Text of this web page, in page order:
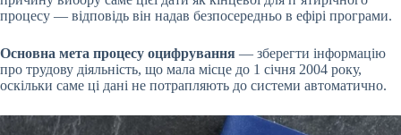
процесу — відповідь він надав безпосередньо в ефірі програми.
Основна мета процесу оцифрування — зберегти інформацію
про трудову діяльність, що мала місце до 1 січня 2004 року,
оскільки саме ці дані не потрапляють до системи автоматично.